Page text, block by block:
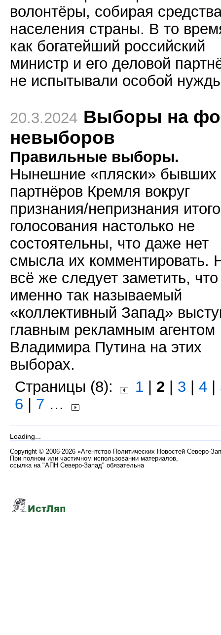
волонтёры, собирая
населения страны. В то
как богатейший российский
министр и его деловой
не испытывали особой
20.3.2024 Выборы на
невыборов
Правильные выборы.
Нынешние «пляски» бывших
партнёров Кремля вокруг
признания/непризнания
голосования настолько не
состоятельны, что даже нет
смысла их комментировать.
всё же следует заметить, что
именно так называемый
«коллективный Запад»
главным рекламным агентом
Владимира Путина на этих
выборах.
Страницы (8):
1 2 3 4
6
7 …
Loading...
Copyright © 2006-2026 «Агентство Политических Новостей Северо-
При полном или частичном использовании материалов,
ссылка на "АПН Северо-Запад" обязательна